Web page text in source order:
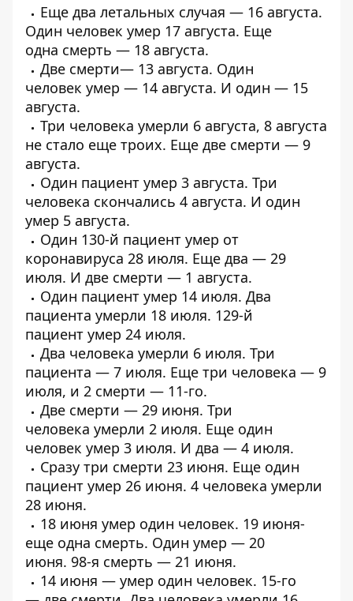
Еще два летальных случая — 16 августа.
Один человек умер 17 августа. Еще
одна смерть — 18 августа.
Две смерти— 13 августа. Один
человек умер — 14 августа. И один — 15
августа.
Три человека умерли 6 августа, 8 августа
не стало еще троих. Еще две смерти — 9
августа.
Один пациент умер 3 августа. Три
человека скончались 4 августа. И один
умер 5 августа.
Один 130-й пациент умер от
коронавируса 28 июля. Еще два — 29
июля. И две смерти — 1 августа.
Один пациент умер 14 июля. Два
пациента умерли 18 июля. 129-й
пациент умер 24 июля.
Два человека умерли 6 июля. Три
пациента — 7 июля. Еще три человека — 9
июля, и 2 смерти — 11-го.
Две смерти — 29 июня. Три
человека умерли 2 июля. Еще один
человек умер 3 июля. И два — 4 июля.
Сразу три смерти 23 июня. Еще один
пациент умер 26 июня. 4 человека умерли
28 июня.
18 июня умер один человек. 19 июня-
еще одна смерть. Один умер — 20
июня. 98-я смерть — 21 июня.
14 июня — умер один человек. 15-го